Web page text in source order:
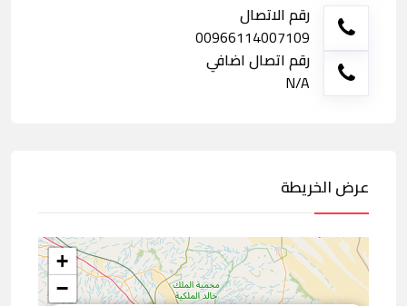
رقم الاتصال
00966114007109
رقم اتصال اضافي
N/A
عرض الخريطة
+
−